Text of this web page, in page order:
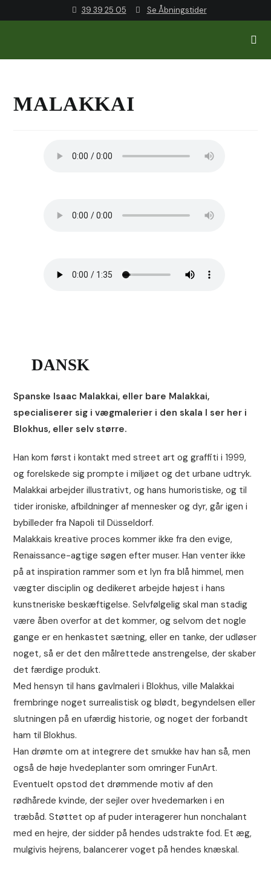
39 39 25 05 Se Åbningstider
MALAKKAI
DANSK
Spanske Isaac Malakkai, eller bare Malakkai,
specialiserer sig i vægmalerier i den skala I ser her i
Blokhus, eller selv større.
Han kom først i kontakt med street art og graffiti i 1999,
og forelskede sig prompte i miljøet og det urbane udtryk.
Malakkai arbejder illustrativt, og hans humoristiske, og til
tider ironiske, afbildninger af mennesker og dyr, går igen i
bybilleder fra Napoli til Düsseldorf.
Malakkais kreative proces kommer ikke fra den evige,
Renaissance-agtige søgen efter muser. Han venter ikke
på at inspiration rammer som et lyn fra blå himmel, men
vægter disciplin og dedikeret arbejde højest i hans
kunstneriske beskæftigelse. Selvfølgelig skal man stadig
være åben overfor at det kommer, og selvom det nogle
gange er en henkastet sætning, eller en tanke, der udløser
noget, så er det den målrettede anstrengelse, der skaber
det færdige produkt.
Med hensyn til hans gavlmaleri i Blokhus, ville Malakkai
frembringe noget surrealistisk og blødt, begyndelsen eller
slutningen på en ufærdig historie, og noget der forbandt
ham til Blokhus.
Han drømte om at integrere det smukke hav han så, men
også de høje hvedeplanter som omringer FunArt.
Eventuelt opstod det drømmende motiv af den
rødhårede kvinde, der sejler over hvedemarken i en
træbåd. Støttet op af puder interagerer hun nonchalant
med en hejre, der sidder på hendes udstrakte fod. Et æg,
mulgivis hejrens, balancerer voget på hendes knæskal.